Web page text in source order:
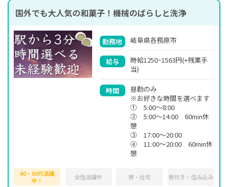
国外でも大人気の和菓子！機械のばらしと洗浄
勤務地 岐阜県各務原市
給与
時給1250~1563円(+残業手
当)
時間
昼勤のみ
※お好きな時間を選べます
① 5:00～8:00
② 5:00～14:00 60min休
憩
③ 17:00～20:00
④ 11:00～20:00 60min休
憩
40・50代活躍
中！
女性活躍中 寮・社宅 寮付き・住み込み